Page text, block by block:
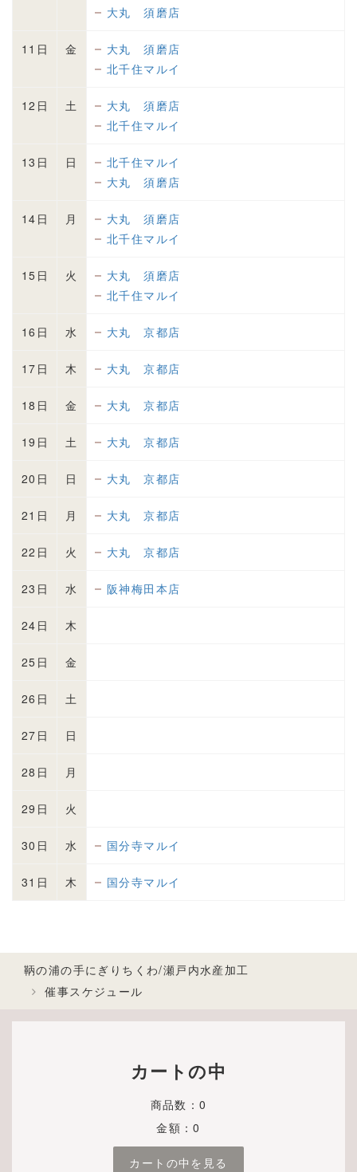
大丸 須磨店
11日 金
大丸 須磨店
北千住マルイ
12日 土
大丸 須磨店
北千住マルイ
13日 日
北千住マルイ
大丸 須磨店
14日 月
大丸 須磨店
北千住マルイ
15日 火
大丸 須磨店
北千住マルイ
16日 水 大丸 京都店
17日 木 大丸 京都店
18日 金 大丸 京都店
19日 土 大丸 京都店
20日 日 大丸 京都店
21日 月 大丸 京都店
22日 火 大丸 京都店
23日 水 阪神梅田本店
24日 木
25日 金
26日 土
27日 日
28日 月
29日 火
30日 水 国分寺マルイ
31日 木 国分寺マルイ
鞆の浦の手にぎりちくわ/瀬戸内水産加工
催事スケジュール
カートの中
商品数：0
金額：0
カートの中を見る